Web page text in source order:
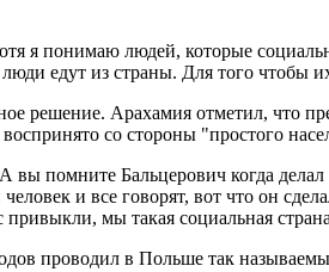
я понимаю людей, которые
едут из страны. Для того чтобы
решение. Арахамия отметил, что
со стороны "простого
помните Бальцерович когда
и все говорят, вот что он
мы такая социальная
проводил в Польше так